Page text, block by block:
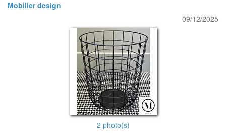
Mobilier design
09/12/2025
2 photo(s)